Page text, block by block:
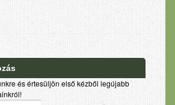
és értesüljön első kézből legújabb